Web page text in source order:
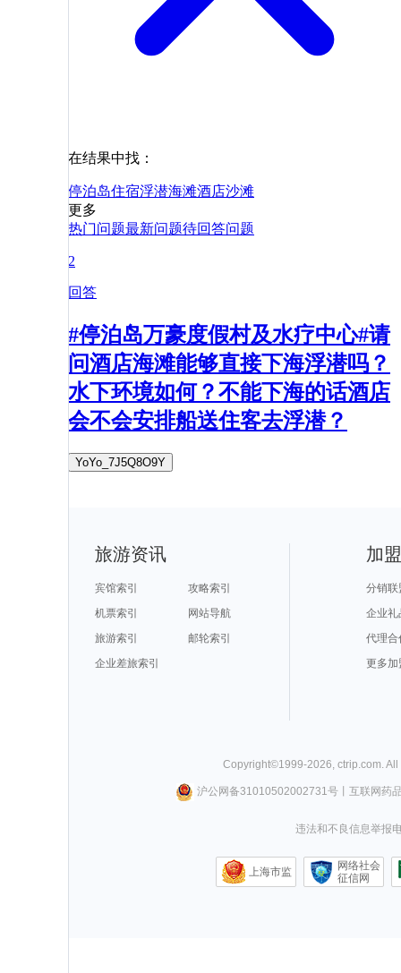
在结果中找：
停泊岛住宿浮潜海滩酒店沙滩
更多
热门问题最新问题待回答问题
2
回答
#停泊岛万豪度假村及水疗中心#请
问酒店海滩能够直接下海浮潜吗？
水下环境如何？不能下海的话酒店
会不会安排船送住客去浮潜？
YoYo_7J5Q8O9Y
旅游资讯
宾馆索引
攻略索引
机票索引
网站导航
旅游索引
邮轮索引
企业差旅索引
加
分销联
企业礼
代理合
更多加
Copyright©1999-2026 ctrip.com .
沪公网备31010502002731号丨 互联网药
违法和不良信息举报
上海市监
网络社会
征信网